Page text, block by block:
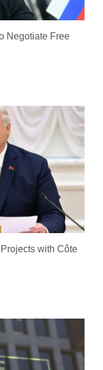
Negotiate Free
with Côte